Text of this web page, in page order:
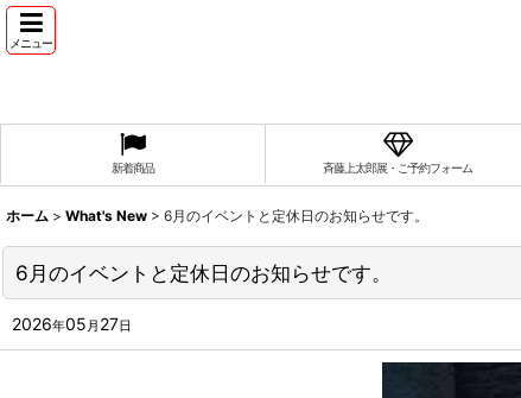
メニュー
新着商品 斉藤上太郎展・ご予約フォーム
ホーム > What's New > 6月のイベントと定休日のお知らせです。
6月のイベントと定休日のお知らせです。
2026年05 月 27日